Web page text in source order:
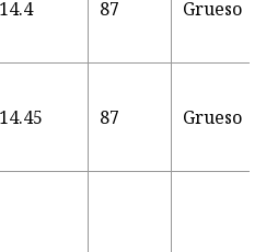
14.4 87 Grueso
14.45 87 Grueso